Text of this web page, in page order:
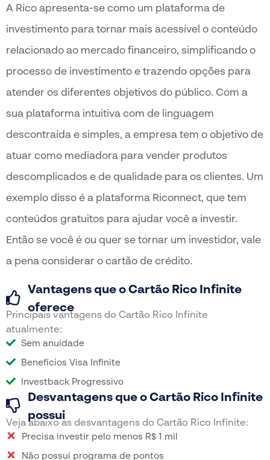
A Rico apresenta-se como um plataforma de
investimento para tornar mais acessível o conteúdo
relacionado ao mercado financeiro, simplificando o
processo de investimento e trazendo opções para
atender os diferentes objetivos do público. Com a
sua plataforma intuitiva com de linguagem
descontraída e simples, a empresa tem o objetivo de
atuar como mediadora para vender produtos
descomplicados e de qualidade para os clientes. Um
exemplo disso é a plataforma Riconnect, que tem
conteúdos gratuitos para ajudar você a investir.
Então se você é ou quer se tornar um investidor, vale
a pena considerar o cartão de crédito.
Vantagens que o Cartão Rico Infinite
oferece
Principais vantagens do Cartão Rico Infinite
atualmente:
Sem anuidade
Benefícios Visa Infinite
Investback Progressivo
Desvantagens que o Cartão Rico Infinite
possui
Veja abaixo as desvantagens do Cartão Rico Infinite:
Precisa investir pelo menos R$ 1 mil
Não possui programa de pontos